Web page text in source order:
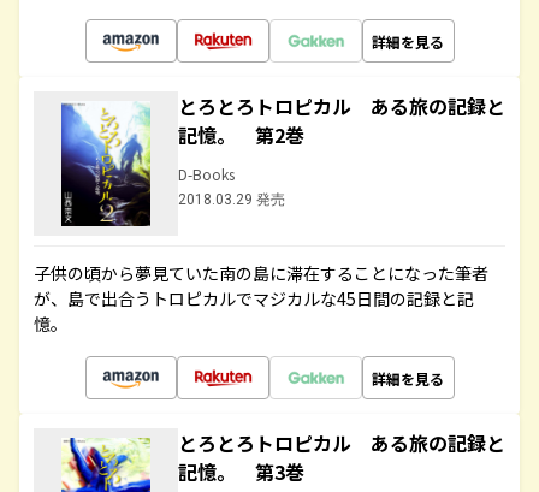
詳細を見る
とろとろトロピカル ある旅の記録と
記憶。 第2巻
D-Books
2018.03.29 発売
子供の頃から夢見ていた南の島に滞在することになった筆者
が、島で出合うトロピカルでマジカルな45日間の記録と記
憶。
詳細を見る
とろとろトロピカル ある旅の記録と
記憶。 第3巻